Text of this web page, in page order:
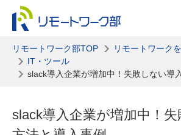
リモートワーク部TOP
リモートワーク
IT・ツール
slack導入企業が増加中！失敗しない導
slack導入企業が増加中！